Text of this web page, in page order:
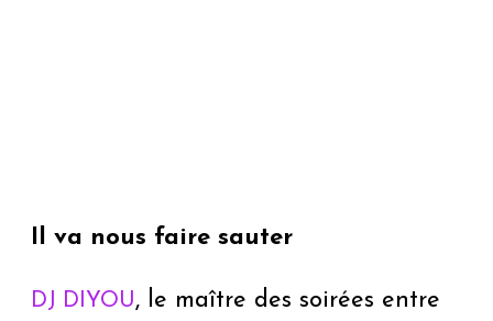
Il va nous faire sauter
DJ DIYOU, le maître des soirées entre